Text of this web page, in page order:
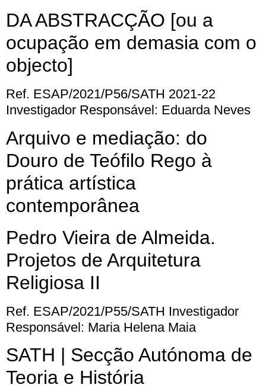
DA ABSTRACÇÃO [ou a
ocupação em demasia com o
objecto]
Ref. ESAP/2021/P56/SATH 2021-22
Investigador Responsável: Eduarda Neves
Arquivo e mediação: do
Douro de Teófilo Rego à
prática artística
contemporânea
Pedro Vieira de Almeida.
Projetos de Arquitetura
Religiosa II
Ref. ESAP/2021/P55/SATH Investigador
Responsável: Maria Helena Maia
SATH | Secção Autónoma de
Teoria e História